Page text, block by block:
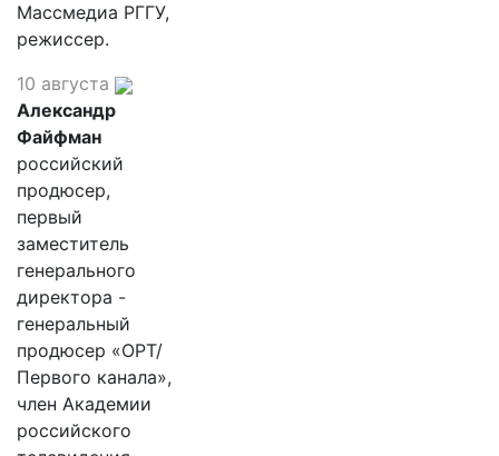
Массмедиа РГГУ,
режиссер.
10 августа
Александр
Файфман
российский
продюсер,
первый
заместитель
генерального
директора -
генеральный
продюсер «ОРТ/
Первого канала»,
член Академии
российского